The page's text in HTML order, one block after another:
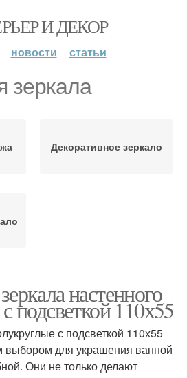
И ДЕКОР
новости статьи
зеркала
Декоративное зеркало
настенного
подсветкой 110х55
с подсветкой 110х55
для украшения ванной
Они не только делают